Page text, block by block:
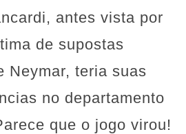
antes vista por
de supostas
Neymar, teria suas
no departamento
que o jogo virou!